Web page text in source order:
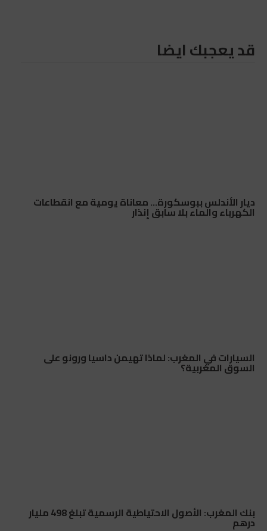
قد يعجبك ايضا
ديار الأندلس ببوسكورة… معاناة يومية مع انقطاعات
الكهرباء والماء بلا سابق إنذار
السيارات في المغرب: لماذا تهيمن داسيا ورونو على
السوق المغربية؟
بنك المغرب: الأصول الاحتياطية الرسمية تبلغ 498 مليار
درهم